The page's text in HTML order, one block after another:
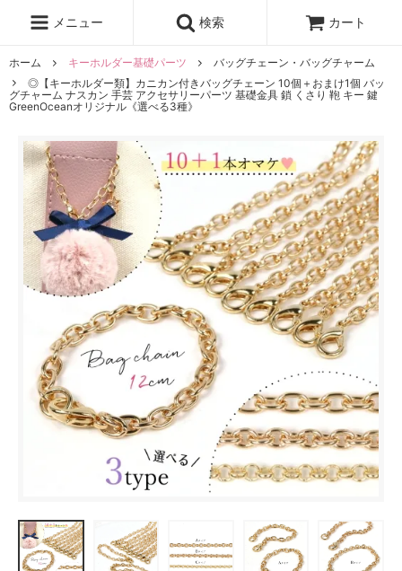
メニュー 検索 カート
ホーム キーホルダー基礎パーツ
バッグチェーン・バッグチャーム
◎【キーホルダー類】カニカン付きバッグチェーン 10個＋おまけ1個 バッ
グチャーム ナスカン 手芸 アクセサリーパーツ 基礎金具 鎖 くさり 鞄 キー 鍵
GreenOceanオリジナル《選べる3種》